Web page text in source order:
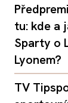
tu: kde a
Sparty o
Lyonem?
TV